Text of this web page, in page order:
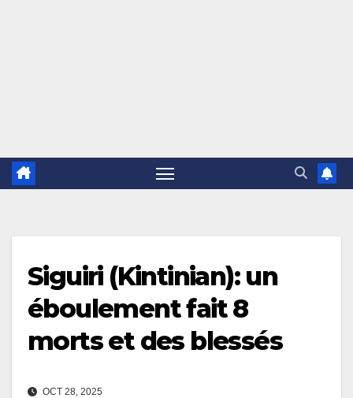
Siguiri (Kintinian): un
éboulement fait 8
morts et des blessés
OCT 28, 2025